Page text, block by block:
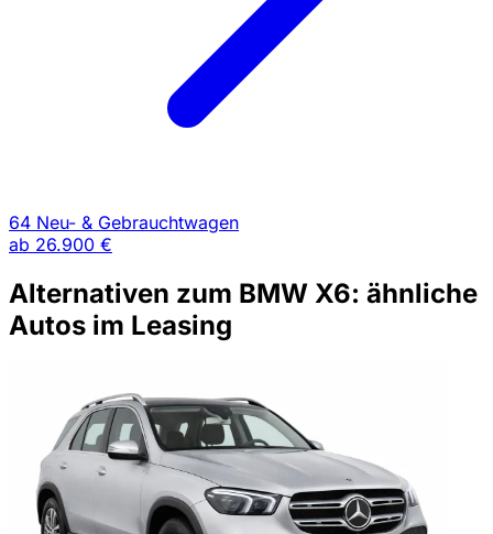
64 Neu- & Gebrauchtwagen
ab 26.900 €
Alternativen zum BMW X6: ähnliche
Autos im Leasing